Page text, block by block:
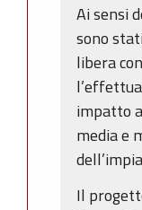
Ai sensi
sono
libera
impatto
media e
Il